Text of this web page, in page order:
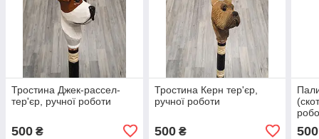
Тростина Джек-рассел-
тер'єр, ручної роботи
500 ₴
Тростина Керн тер'єр,
ручної роботи
500₴ 500